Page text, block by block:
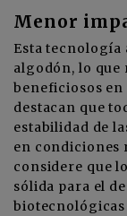
Menor
Esta tecnología
algodón, lo que
beneficiosos
destacan que
estabilidad de
en condiciones
considere que
sólida para el